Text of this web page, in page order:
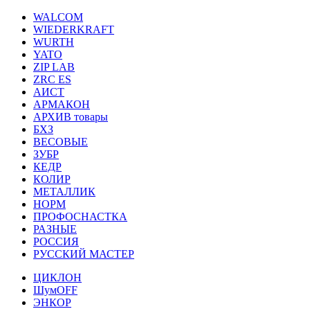
WALCOM
WIEDERKRAFT
WURTH
YATO
ZIP LAB
ZRC ES
АИСТ
АРМАКОН
АРХИВ товары
БХЗ
ВЕСОВЫЕ
ЗУБР
КЕДР
КОЛИР
МЕТАЛЛИК
НОРМ
ПРОФОСНАСТКА
РАЗНЫЕ
РОССИЯ
РУССКИЙ МАСТЕР
ЦИКЛОН
ШумOFF
ЭНКОР